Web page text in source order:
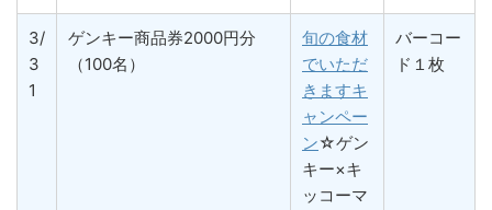
3/
3
1
ゲンキー商品券2000円分
（100名）
旬の食材
でいただ
きますキ
ャンペー
ン☆ゲン
キー×キ
ッコーマ
バーコー
ド１枚